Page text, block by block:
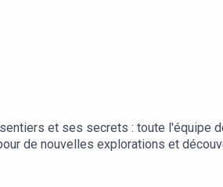
et ses secrets : toute l'équipe
de nouvelles explorations et
création de contenus)Mathieu Abmont
& création de contenus)Lucie Dégut